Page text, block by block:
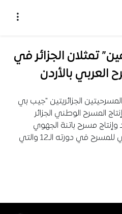
تمثلان الجزائر في
العربي بالأردن
الجزائريتين "جيب بي
المسرح الوطني الجزائر
مسرح باتنة الجهوي
للمشاركة في المهرجان العربي للمسرح في دورته الـ12 والتي